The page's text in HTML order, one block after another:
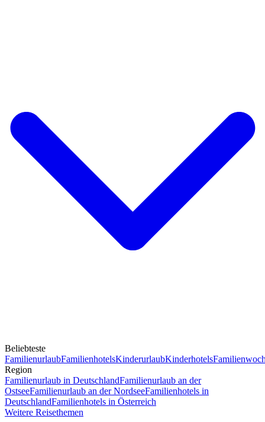
Beliebteste
FamilienurlaubFamilienhotelsKinderurlaubKinderhotels
Region
Familienurlaub in DeutschlandFamilienurlaub an der
OstseeFamilienurlaub an der NordseeFamilienhotels in
DeutschlandFamilienhotels in Österreich
Weitere Reisethemen